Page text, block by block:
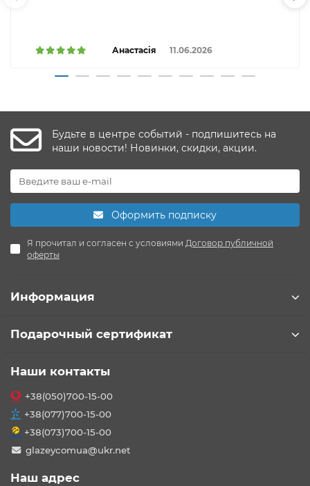
Анастасія 11.06.2026
Будьте в центре событий - подпишитесь на
наши новости! Новинки, скидки, акции.
Оформить подписку
Я прочитал и согласен с условиями Договор публичной
оферты
Информация
Подарочный сертификат
Наши контакты
+38(050)700-15-00
+38(077)700-15-00
+38(073)700-15-00
glazeycomua@ukr.net
Наш адрес